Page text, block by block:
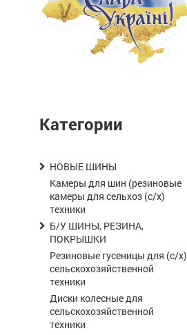
Категории
НОВЫЕ ШИНЫ
Камеры для шин (резиновые
камеры для сельхоз (с/х)
техники
Б/У ШИНЫ, РЕЗИНА,
ПОКРЫШКИ
Резиновые гусеницы для (с/х)
сельскохозяйственной
техники
Диски колесные для
сельскохозяйственной
техники